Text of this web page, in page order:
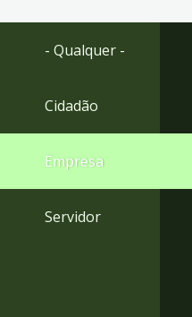
Ir
- Qualquer -
Cidadão
Empresa
Servidor